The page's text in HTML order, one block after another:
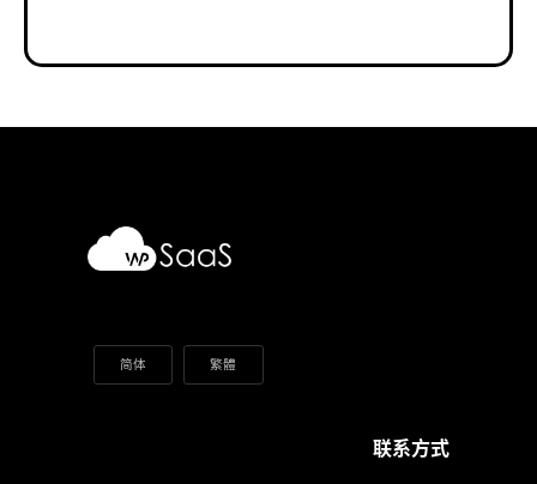
简体 繁體
联系方式